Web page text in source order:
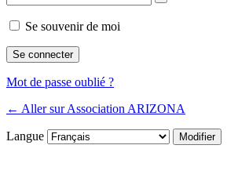
Se souvenir de moi
Mot de passe oublié ?
← Aller sur Association ARIZONA
Langue